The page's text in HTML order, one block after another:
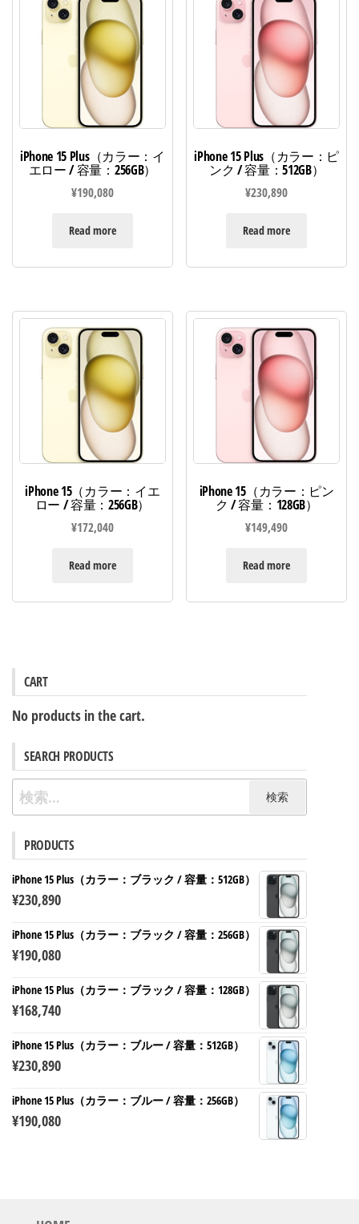
iPhone 15 Plus（カラー：イ
エロー / 容量：256GB）
¥190,080
Read more
iPhone 15 Plus（カラー：ピ
ンク / 容量：512GB）
¥230,890
Read more
iPhone 15（カラー：イエ
ロー / 容量：256GB）
¥172,040
Read more
iPhone 15（カラー：ピン
ク / 容量：128GB）
¥149,490
Read more
CART
No products in the cart.
SEARCH PRODUCTS
検
索:
PRODUCTS
iPhone 15 Plus（カラー：ブラック / 容量：512GB）
¥230,890
iPhone 15 Plus（カラー：ブラック / 容量：256GB）
¥190,080
iPhone 15 Plus（カラー：ブラック / 容量：128GB）
¥168,740
iPhone 15 Plus（カラー：ブルー / 容量：512GB）
¥230,890
iPhone 15 Plus（カラー：ブルー / 容量：256GB）
¥190,080